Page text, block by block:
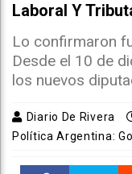
Laboral Y
Lo confirmaron
Desde el 10 de
los nuevos
Diario De Rivera
Política Argentina: